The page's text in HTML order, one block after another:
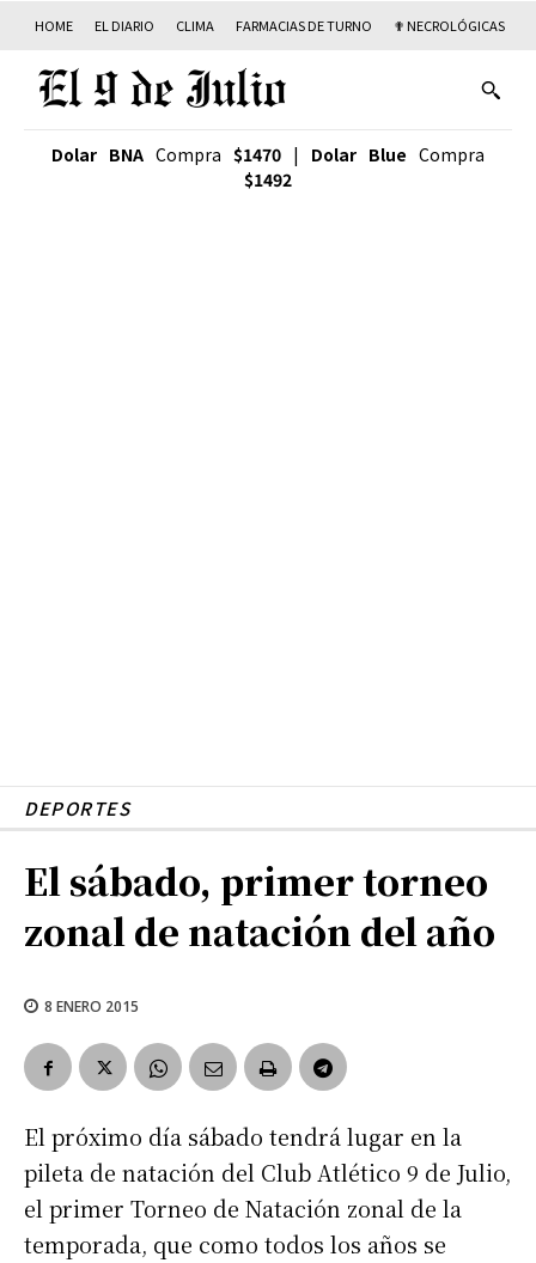
HOME EL DIARIO CLIMA FARMACIAS DE TURNO ✟ NECROLÓGICAS
Dolar BNA Compra $1470 | Dolar Blue Compra
$1492
DEPORTES
El sábado, primer torneo
zonal de natación del año
8 ENERO 2015
El próximo día sábado tendrá lugar en la
pileta de natación del Club Atlético 9 de Julio,
el primer Torneo de Natación zonal de la
temporada, que como todos los años se